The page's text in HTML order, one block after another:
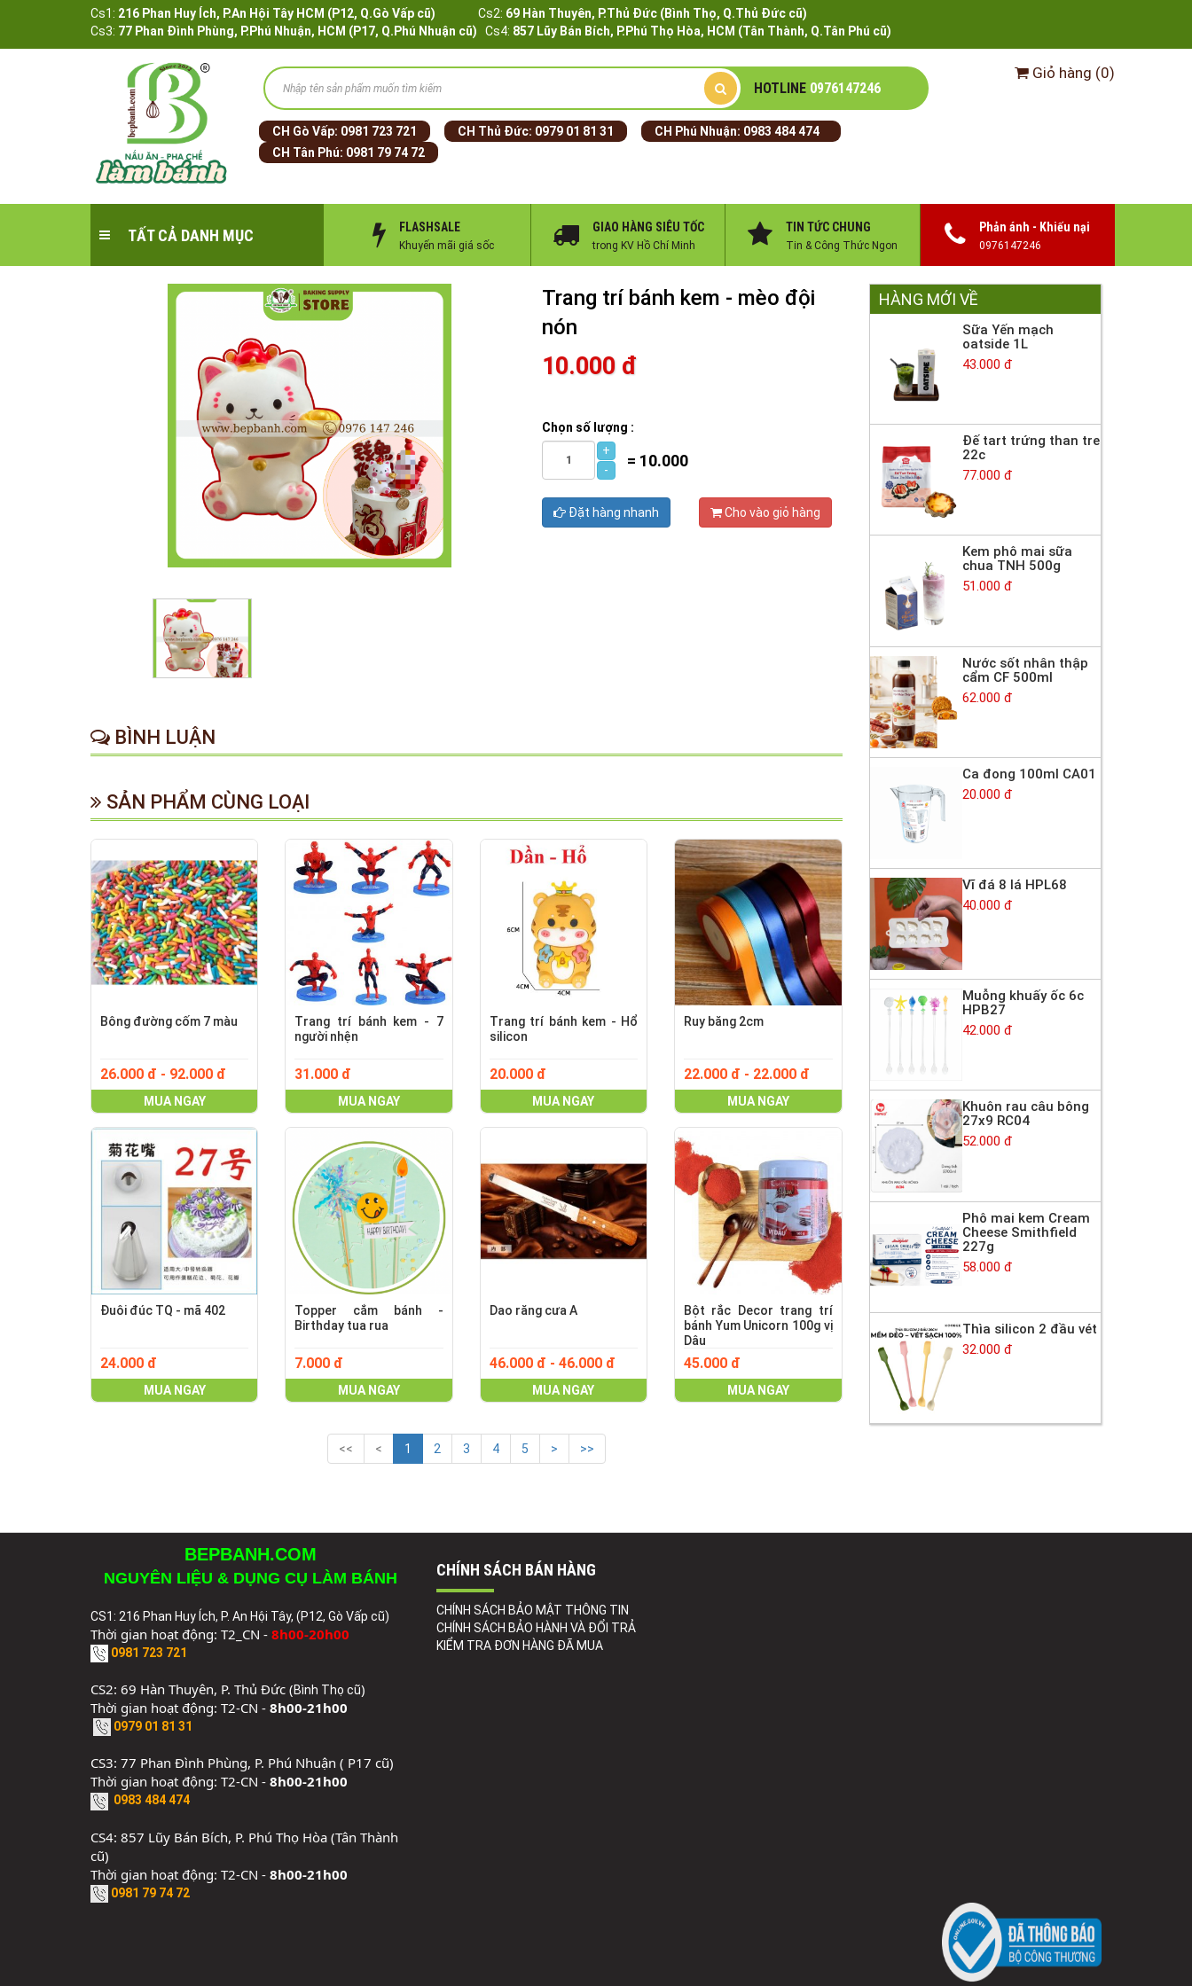
Cs1: 216 Phan Huy Ích, P.An Hội Tây HCM (P12, Q.Gò Vấp cũ) Cs2: 69 Hàn Thuyên, P.Thủ Đức (Bình Thọ, Q.Thủ Đức cũ)
Cs3: 77 Phan Đình Phùng, P.Phú Nhuận, HCM (P17, Q.Phú Nhuận cũ) Cs4: 857 Lũy Bán Bích, P.Phú Thọ Hòa, HCM (Tân Thành, Q.Tân Phú cũ)
HOTLINE 0976147246
CH Gò Vấp: 0981 723 721 CH Thủ Đức: 0979 01 81 31 CH Phú Nhuận: 0983 484 474
CH Tân Phú: 0981 79 74 72
Giỏ hàng (0)
TẤT CẢ DANH MỤC FLASHSALE
Khuyến mãi giá sốc
GIAO HÀNG SIÊU TỐC
trong KV Hồ Chí Minh
TIN TỨC CHUNG
Tin & Công Thức Ngon
Phản ánh - Khiếu nại
0976147246
Trang trí bánh kem - mèo đội
nón
10.000 đ
Chọn số lượng :
+
-
= 10.000
Đặt hàng nhanh Cho vào giỏ hàng
BÌNH LUẬN
SẢN PHẨM CÙNG LOẠI
Bông đường cốm 7 màu
26.000 đ - 92.000 đ
MUA NGAY
Trang trí bánh kem - 7
người nhện
31.000 đ
MUA NGAY
Trang trí bánh kem - Hổ
silicon
20.000 đ
MUA NGAY
Ruy băng 2cm
22.000 đ - 22.000 đ
MUA NGAY
Đuôi đúc TQ - mã 402
24.000 đ
MUA NGAY
Topper cắm bánh -
Birthday tua rua
7.000 đ
MUA NGAY
Dao răng cưa A
46.000 đ - 46.000 đ
MUA NGAY
Bột rắc Decor trang trí
bánh Yum Unicorn 100g vị
Dâu
45.000 đ
MUA NGAY
<< < 1 2 3 4 5 > >>
HÀNG MỚI VỀ
Sữa Yến mạch
oatside 1L
43.000 đ
Đế tart trứng than tre
22c
77.000 đ
Kem phô mai sữa
chua TNH 500g
51.000 đ
Nước sốt nhân thập
cẩm CF 500ml
62.000 đ
Ca đong 100ml CA01
20.000 đ
Vĩ đá 8 lá HPL68
40.000 đ
Muỗng khuấy ốc 6c
HPB27
42.000 đ
Khuôn rau câu bông
27x9 RC04
52.000 đ
Phô mai kem Cream
Cheese Smithfield
227g
58.000 đ
Thìa silicon 2 đầu vét
32.000 đ
BEPBANH.COM
NGUYÊN LIỆU & DỤNG CỤ LÀM BÁNH
CS1: 216 Phan Huy Ích, P. An Hội Tây, (P12, Gò Vấp cũ)
Thời gian hoạt động: T2_CN - 8h00-20h00
0981 723 721
CS2: 69 Hàn Thuyên, P. Thủ Đức (Bình Thọ cũ)
Thời gian hoạt động: T2-CN - 8h00-21h00
0979 01 81 31
CS3: 77 Phan Đình Phùng, P. Phú Nhuận ( P17 cũ)
Thời gian hoạt động: T2-CN - 8h00-21h00
0983 484 474
CS4: 857 Lũy Bán Bích, P. Phú Thọ Hòa (Tân Thành
cũ)
Thời gian hoạt động: T2-CN - 8h00-21h00
0981 79 74 72
CHÍNH SÁCH BÁN HÀNG
CHÍNH SÁCH BẢO MẬT THÔNG TIN
CHÍNH SÁCH BẢO HÀNH VÀ ĐỔI TRẢ
KIỂM TRA ĐƠN HÀNG ĐÃ MUA